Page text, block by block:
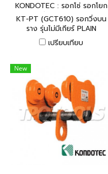
KONDOTEC : รอกโซ่ รอกโยก
รอกถ่วง KT-PT3.0T
KT-PT (GCT610) รอกวิ่งบน
ราง รุ่นไม่มีเกียร์ PLAIN
TROLLEY สินค้าจากประเทศ
ญี่ปุ่น พร้อมใบ CERTIFICATE
เปรียบเทียบ
New